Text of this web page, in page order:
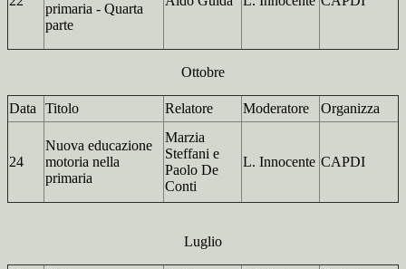
primaria - Quarta
parte
Ottobre
Data Titolo Relatore Moderatore Organizza
24
Nuova educazione
motoria nella
primaria
Marzia
Steffani e
Paolo De
Conti
L. Innocente CAPDI
Luglio